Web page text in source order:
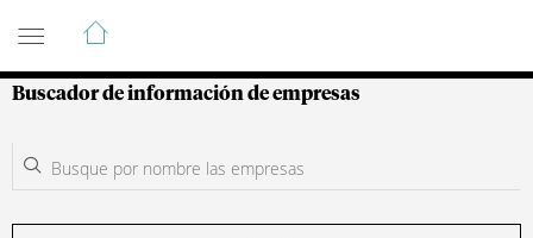
Guía de Empresas Colombianas
Buscador de información de empresas